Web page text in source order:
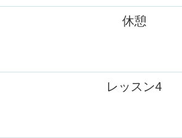
休憩
レッスン4